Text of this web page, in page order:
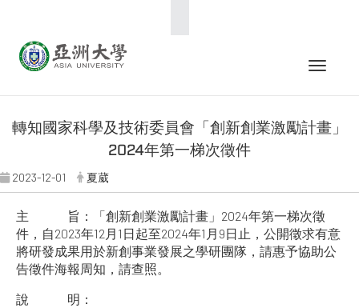
Toggle
轉知國家科學及技術委員會「創新創業激勵計畫」
2024年第一梯次徵件
2023-12-01 夏葳
主 旨：「創新創業激勵計畫」2024年第一梯次徵
件，自2023年12月1日起至2024年1月9日止，公開徵求有意
將研發成果用於新創事業發展之學研團隊，請惠予協助公
告徵件海報周知，請查照。
說 明：